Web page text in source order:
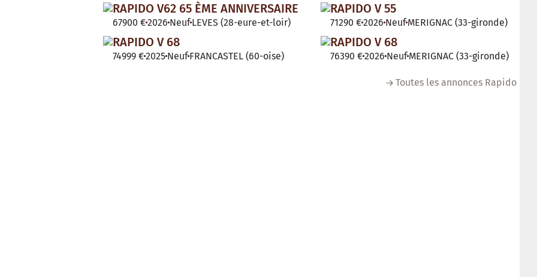
RAPIDO V62 65 ÈME ANNIVERSAIRE
67900 €2026 Neuf LEVES (28-eure-et-loir)
RAPIDO V 55
71290 €2026 Neuf MERIGNAC (33-gironde)
RAPIDO V 68
74999 €2025 Neuf FRANCASTEL (60-oise)
RAPIDO V 68
76390 €2026 Neuf MERIGNAC (33-gironde)
Toutes les annonces Rapido